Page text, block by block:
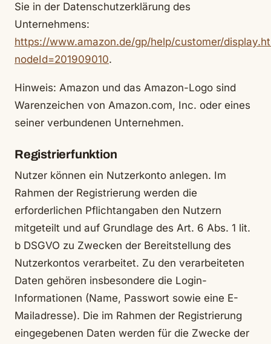
Sie in der Datenschutzerklärung des
Unternehmens:
https://www.amazon.de/gp/help/customer/
nodeId=201909010.
Hinweis: Amazon und das Amazon-Logo sind
Warenzeichen von Amazon.com, Inc. oder eines
seiner verbundenen Unternehmen.
Registrierfunktion
Nutzer können ein Nutzerkonto anlegen. Im
Rahmen der Registrierung werden die
erforderlichen Pflichtangaben den Nutzern
mitgeteilt und auf Grundlage des Art. 6 Abs. 1 lit.
b DSGVO zu Zwecken der Bereitstellung des
Nutzerkontos verarbeitet. Zu den verarbeiteten
Daten gehören insbesondere die Login-
Informationen (Name, Passwort sowie eine E-
Mailadresse). Die im Rahmen der Registrierung
eingegebenen Daten werden für die Zwecke der